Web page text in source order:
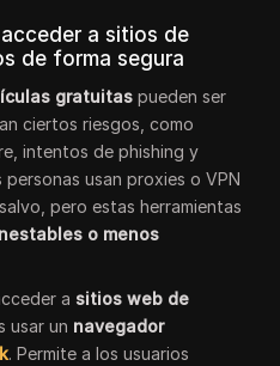
a sitios de
de forma segura
gratuitas pueden ser
ciertos riesgos, como
intentos de phishing y
usan proxies o VPN
pero estas herramientas
o menos
a sitios web de
usar un navegador
. Permite a los usuarios